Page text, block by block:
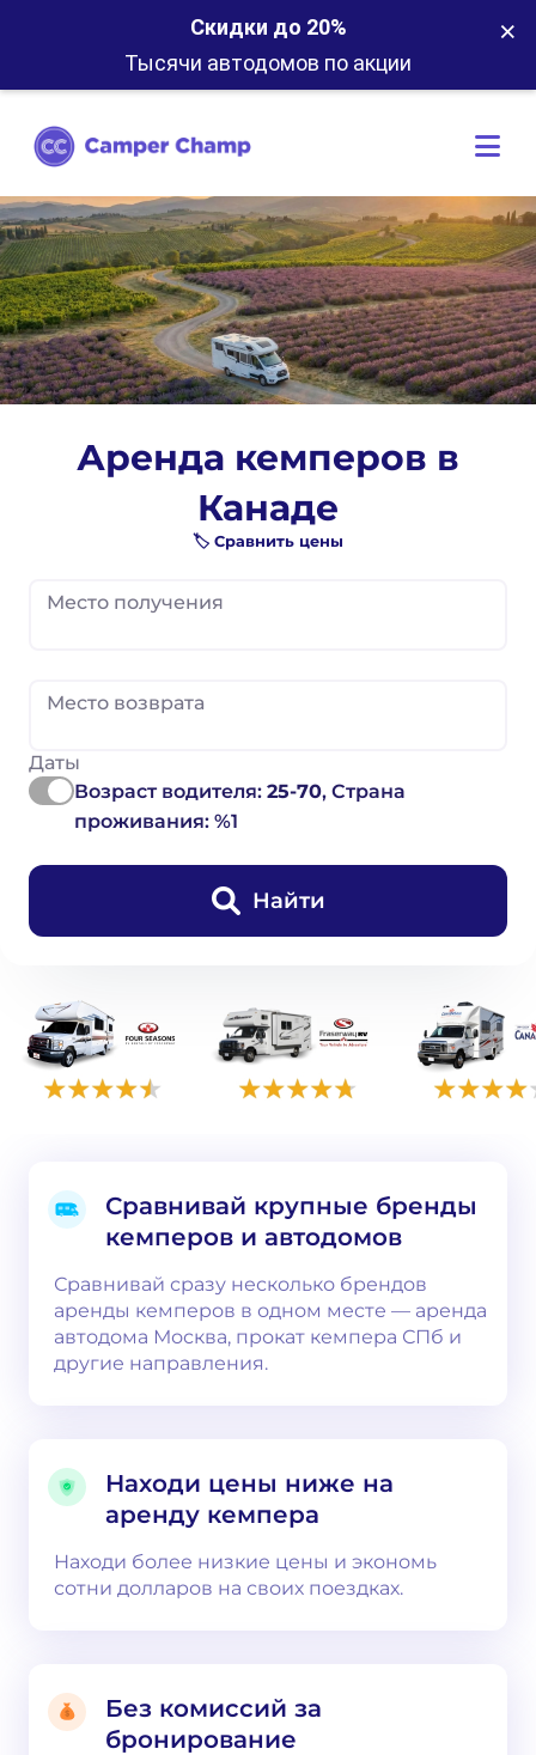
Скидки до 20%
Тысячи автодомов по акции
×
Аренда кемперов в
Канаде
🏷️ Сравнить цены
Место получения
Место возврата
Даты
Возраст водителя:25-70, Страна
проживания: %1
Найти
Сравнивай крупные бренды
кемперов и автодомов
Сравнивай сразу несколько брендов
аренды кемперов в одном месте — аренда
автодома Москва, прокат кемпера СПб и
другие направления.
Находи цены ниже на
аренду кемпера
Находи более низкие цены и экономь
сотни долларов на своих поездках.
Без комиссий за
бронирование